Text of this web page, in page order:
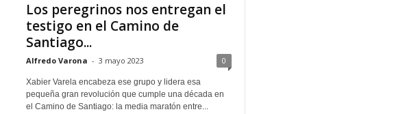
Los peregrinos nos entregan el
testigo en el Camino de
Santiago...
Alfredo Varona - 3 mayo 2023 0
Xabier Varela encabeza ese grupo y lidera esa
pequeña gran revolución que cumple una década en
el Camino de Santiago: la media maratón entre...